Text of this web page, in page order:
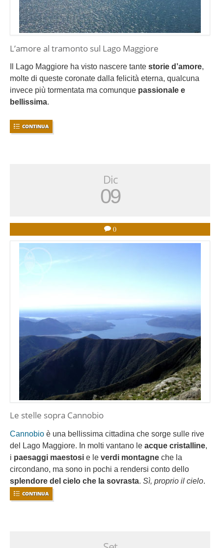
L’amore al tramonto sul Lago Maggiore
Il Lago Maggiore ha visto nascere tante storie d’amore,
molte di queste coronate dalla felicità eterna, qualcuna
invece più tormentata ma comunque passionale e
bellissima.
CONTINUA
Dic
09
0
Le stelle sopra Cannobio
Cannobio è una bellissima cittadina che sorge sulle rive
del Lago Maggiore. In molti vantano le acque cristalline,
i paesaggi maestosi e le verdi montagne che la
circondano, ma sono in pochi a rendersi conto dello
splendore del cielo che la sovrasta. Sì, proprio il cielo.
CONTINUA